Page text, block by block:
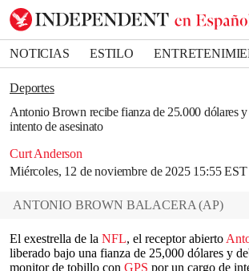
NOTICIAS ESTILO
DEPORTES
Deportes
Antonio Brown recibe fianza de 25.000 dólares
intento de asesinato
Curt Anderson
Miércoles, 12 de noviembre de 2025 15:55 EST
Bookmark popover
Removed from bookmarks
Close popover
ANTONIO BROWN BALACERA (AP)
El exestrella de la NFL, el receptor abierto
liberado bajo una fianza de 25,000 dólares y
monitor de tobillo con GPS por un cargo de